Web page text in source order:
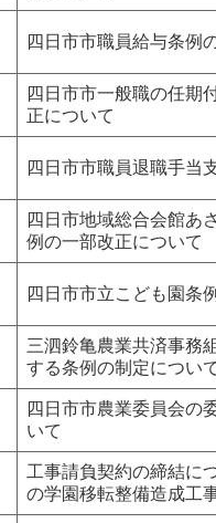
四日市市職員給与条例
四日市市一般職の任期
正について
四日市市職員退職手当
四日市地域総合会館あ
例の一部改正について
四日市市立こども園条
三泗鈴亀農業共済事務
する条例の制定につい
四日市市農業委員会の
いて
工事請負契約の締結に
の学園移転整備造成工